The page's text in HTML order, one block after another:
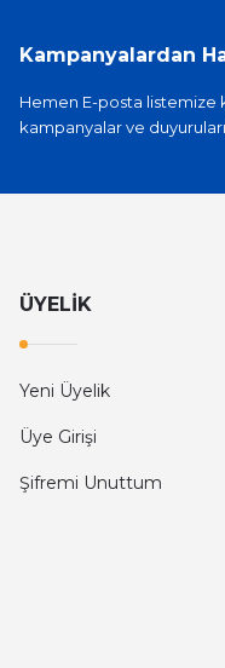
Hızlı kargo, iyi iletişim
Onur Kerem Öztürk |
mehmet yıldız | 19/06/
Kampanyalardan
Hemen E-posta listemize
kampanyalar ve
ÜYELİK
Yeni Üyelik
Üye Girişi
Şifremi Unuttum